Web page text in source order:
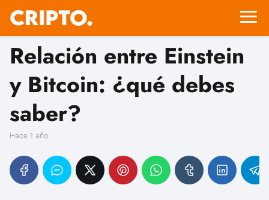
Relación entre Einstein
y Bitcoin: ¿qué debes
saber?
hace 1 año